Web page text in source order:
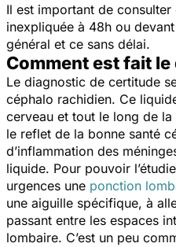
Il est important de
inexpliquée à 48h ou
général et ce sans délai.
Comment est fait
Le diagnostic de certitude
céphalo rachidien. Ce
cerveau et tout le long de
le reflet de la bonne santé
d’inflammation des
liquide. Pour pouvoir
urgences une ponction
une aiguille spécifique, à
passant entre les espaces
lombaire. C’est un peu